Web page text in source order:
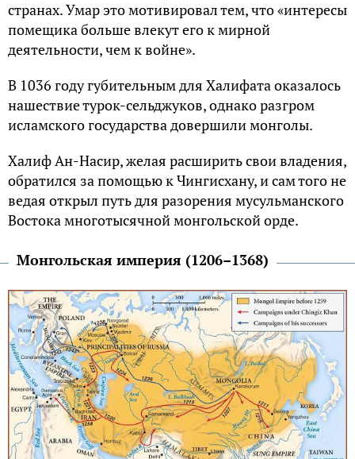
странах. Умар это мотивировал тем, что «интересы
помещика больше влекут его к мирной
деятельности, чем к войне».
В 1036 году губительным для Халифата оказалось
нашествие турок-сельджуков, однако разгром
исламского государства довершили монголы.
Халиф Ан-Насир, желая расширить свои владения,
обратился за помощью к Чингисхану, и сам того не
ведая открыл путь для разорения мусульманского
Востока многотысячной монгольской орде.
Монгольская империя (1206–1368)